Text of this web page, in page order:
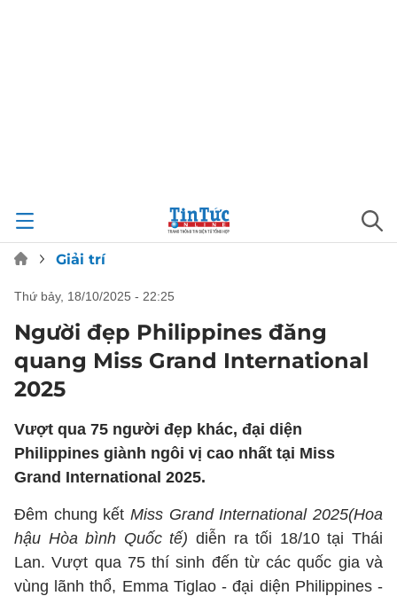
Giải trí
thứ bảy, 18/10/2025 - 22:25
Người đẹp Philippines đăng
quang Miss Grand International
2025
Vượt qua 75 người đẹp khác, đại diện
Philippines giành ngôi vị cao nhất tại Miss
Grand International 2025.
Đêm chung kết Miss Grand International 2025(Hoa
hậu Hòa bình Quốc tế) diễn ra tối 18/10 tại Thái
Lan. Vượt qua 75 thí sinh đến từ các quốc gia và
vùng lãnh thổ, Emma Tiglao - đại diện Philippines -